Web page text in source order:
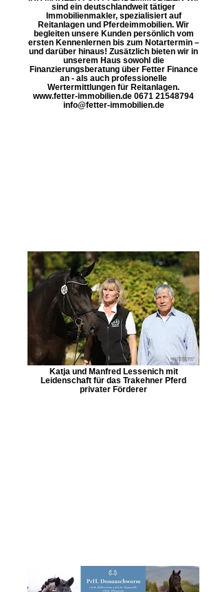
sind ein deutschlandweit tätiger
Immobilienmakler, spezialisiert auf
Reitanlagen und Pferdeimmobilien. Wir
begleiten unsere Kunden persönlich vom
ersten Kennenlernen bis zum Notartermin –
und darüber hinaus! Zusätzlich bieten wir in
unserem Haus sowohl die
Finanzierungsberatung über Fetter Finance
an - als auch professionelle
Wertermittlungen für Reitanlagen.
www.fetter-immobilien.de 0671 21548794
info@fetter-immobilien.de
Katja und Manfred Lessenich mit
Leidenschaft für das Trakehner Pferd
privater Förderer